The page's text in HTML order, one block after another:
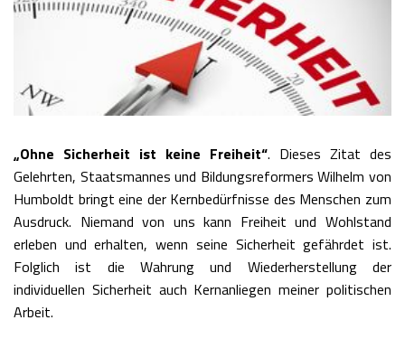
„Ohne Sicherheit ist keine Freiheit“. Dieses Zitat des
Gelehrten, Staatsmannes und Bildungsreformers Wilhelm von
Humboldt bringt eine der Kernbedürfnisse des Menschen zum
Ausdruck. Niemand von uns kann Freiheit und Wohlstand
erleben und erhalten, wenn seine Sicherheit gefährdet ist.
Folglich ist die Wahrung und Wiederherstellung der
individuellen Sicherheit auch Kernanliegen meiner politischen
Arbeit.